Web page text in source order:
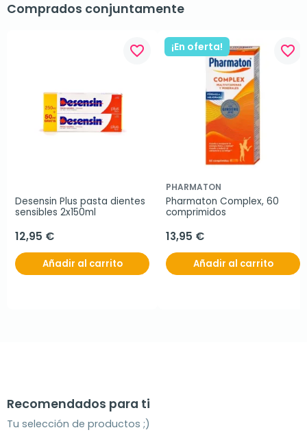
Comprados conjuntamente
favorite_border
Desensin Plus pasta dientes
sensibles 2x150ml
12,95 €
Añadir al carrito
¡En oferta! favorite_border
PHARMATON
Pharmaton Complex, 60
comprimidos
13,95 €
Añadir al carrito
Recomendados para ti
Tu selección de productos ;)